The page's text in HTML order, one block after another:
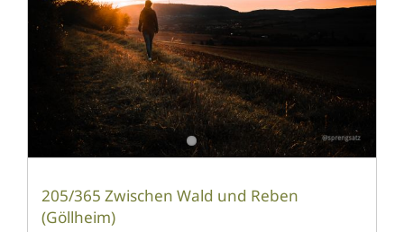
205/365 Zwischen Wald und Reben
(Göllheim)